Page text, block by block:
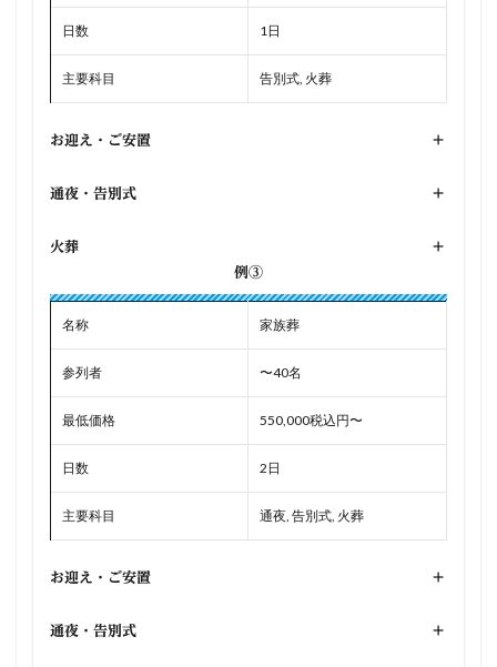
日数 1日
主要科目 告別式, 火葬
お迎え・ご安置 +
通夜・告別式 +
火葬
+
例③
名称 家族葬
参列者 〜40名
最低価格 550,000税込円〜
日数 2日
主要科目 通夜, 告別式, 火葬
お迎え・ご安置 +
通夜・告別式 +